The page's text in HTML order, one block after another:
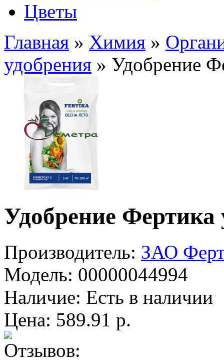
Цветы
Главная » Химия »
удобрения » Удобрение
Удобрение Фертика
Производитель: ЗАО
Модель: 00000044994
Наличие: Есть в наличии
Цена: 589.91 р.